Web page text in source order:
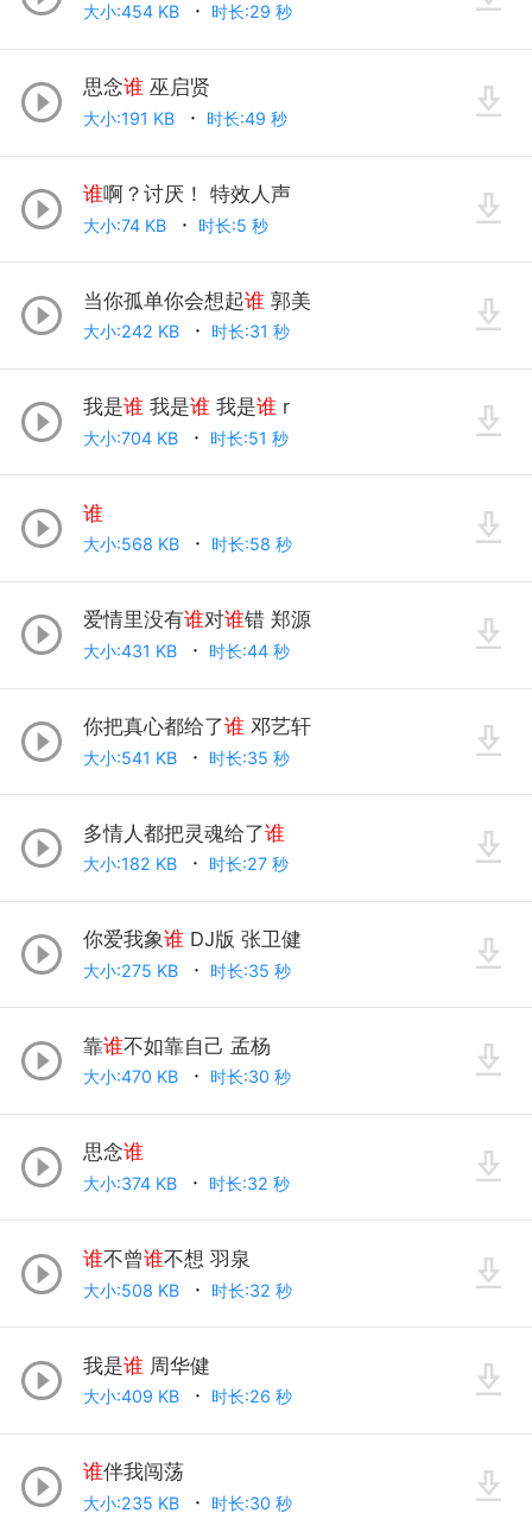
大小:454 KB 时长:29 秒
思念谁巫启贤
大小:191 KB 时长:49 秒
谁啊？讨厌！ 特效人声
大小:74 KB 时长:5 秒
当你孤单你会想起谁郭美
大小:242 KB 时长:31 秒
我是谁我是谁我是谁r
大小:704 KB 时长:51 秒
谁
大小:568 KB 时长:58 秒
爱情里没有谁对谁错 郑源
大小:431 KB 时长:44 秒
你把真心都给了谁邓艺轩
大小:541 KB 时长:35 秒
多情人都把灵魂给了谁
大小:182 KB 时长:27 秒
你爱我象谁DJ版 张卫健
大小:275 KB 时长:35 秒
靠谁不如靠自己 孟杨
大小:470 KB 时长:30 秒
思念谁
大小:374 KB 时长:32 秒
谁不曾谁不想 羽泉
大小:508 KB 时长:32 秒
我是谁周华健
大小:409 KB 时长:26 秒
谁伴我闯荡
大小:235 KB 时长:30 秒